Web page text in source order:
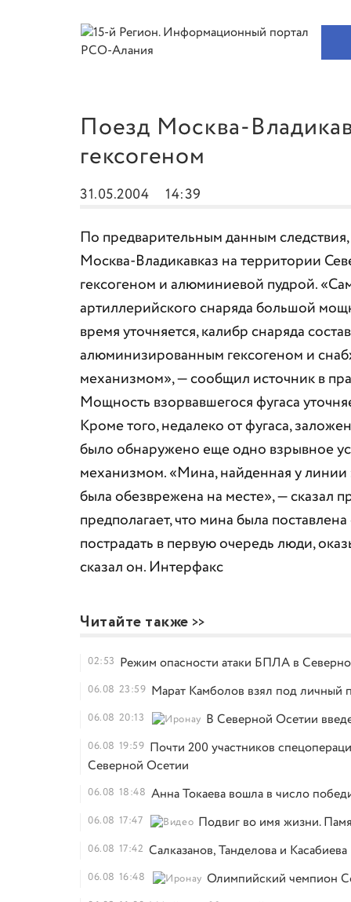
Поезд Москва-
гексогеном
31.05.2004 14:39
По предварительным данным
Москва-Владикавказ на территории
гексогеном и алюминиевой пудрой.
артиллерийского снаряда большой
время уточняется, калибр снаряда
алюминизированным гексогеном и
механизмом», — сообщил источник в
Мощность взорвавшегося фугаса
Кроме того, недалеко от фугаса,
было обнаружено еще одно взрывное
механизмом. «Мина, найденная у
была обезврежена на месте», — сказал
предполагает, что мина была
пострадать в первую очередь люди,
сказал он. Интерфакс
Читайте также
02:53 Режим опасности атаки БПЛА в
06.08 23:59 Марат Камболов взял под личный
06.08 20:13 В Северной Осетии
06.08 19:59 Почти 200 участников
Северной Осетии
06.08 18:48 Анна Токаева вошла в число
06.08 17:47 Подвиг во имя жизни.
06.08 17:42 Салказанов, Танделова и
06.08 16:48 Олимпийский чемпион